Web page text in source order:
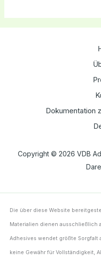
Dokumentation
Copyright © 2026 VDB
Die über diese Website
Materialien dienen ausschließlich
Adhesives wendet größte Sorgfalt
keine Gewähr für Vollständigkeit,